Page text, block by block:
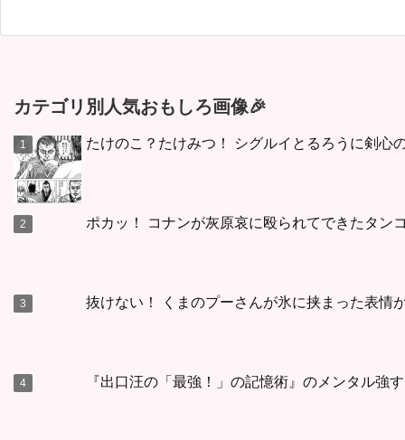
カテゴリ別人気おもしろ画像🎉
たけのこ？たけみつ！ シグルイとるろうに剣心
ポカッ！ コナンが灰原哀に殴られてできたタン
抜けない！ くまのプーさんが氷に挟まった表情
『出口汪の「最強！」の記憶術』のメンタル強